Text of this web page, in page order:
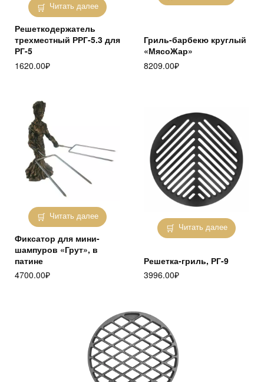
Читать далее
Решеткодержатель
трехместный РРГ-5.3 для
РГ-5
1620.00₽
Гриль-барбекю круглый
«МясоЖар»
8209.00₽
Читать далее
Фиксатор для мини-
шампуров «Грут», в
патине
4700.00₽
Читать далее
Решетка-гриль, РГ-9
3996.00₽